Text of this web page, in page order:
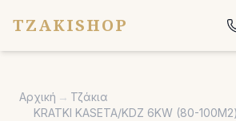
TZAKISHOP
Σόμπες
Αρχική → Τζάκια
KRATKI KASETA/KDZ 6KW (80-